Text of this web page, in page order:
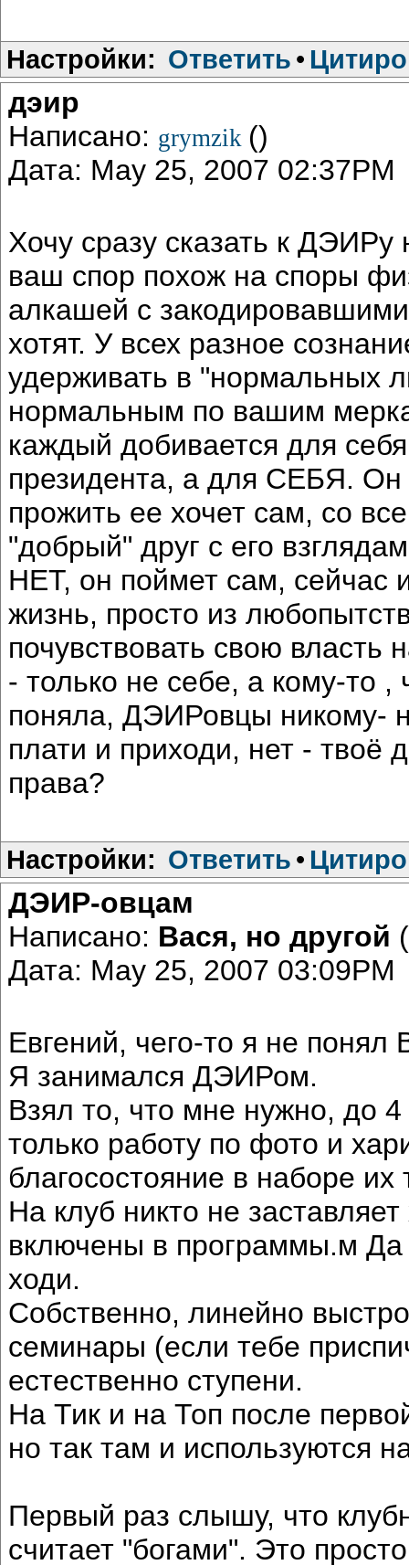
Настройки: Ответить •
дэир
Написано: grymzik ()
Дата: May 25, 2007 02:37PM
Хочу сразу сказать к
ваш спор похож на споры
алкашей с
хотят. У всех разное
удерживать в "нормальных
нормальным по вашим
каждый добивается для
президента, а для СЕБЯ. Он
прожить ее хочет сам, со
"добрый" друг с его
НЕТ, он поймет сам, сейчас
жизнь, просто из
почувствовать свою
- только не себе, а кому-то
поняла, ДЭИРовцы никому-
плати и приходи, нет -
права?
Настройки: Ответить •
ДЭИР-овцам
Написано: Вася, но другой
Дата: May 25, 2007 03:09PM
Евгений, чего-то я не понял
Я занимался ДЭИРом.
Взял то, что мне нужно, до
только работу по фото и
благосостояние в наборе их
На клуб никто не
включены в программы.м
ходи.
Собственно, линейно
семинары (если тебе
естественно ступени.
На Тик и на Топ после
но так там и используются
Первый раз слышу, что
считает "богами". Это